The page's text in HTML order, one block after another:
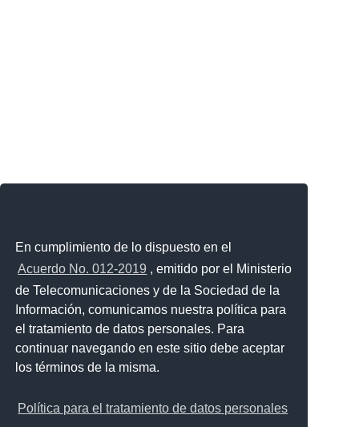
En cumplimiento de lo dispuesto en el
Acuerdo No. 012-2019 , emitido por el Ministerio
de Telecomunicaciones y de la Sociedad de la
Información, comunicamos nuestra política para
el tratamiento de datos personales. Para
continuar navegando en este sitio debe aceptar
los términos de la misma.
Política para el tratamiento de datos personales